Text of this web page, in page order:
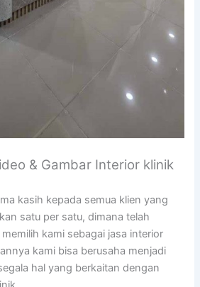
& Gambar Interior klinik
kasih kepada semua klien yang
satu per satu, dimana telah
kami sebagai jasa interior
kami bisa berusaha menjadi
hal yang berkaitan dengan